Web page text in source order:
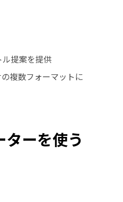
提案を提供
複数フォーマットに
ーを使う